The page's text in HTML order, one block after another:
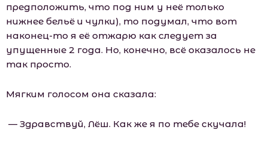
предположить, что под ним у неё только
нижнее бельё и чулки), то подумал, что вот
наконец-то я её отжарю как следует за
упущенные 2 года. Но, конечно, всё оказалось не
так просто.
Мягким голосом она сказала:
— Здравствуй, Лёш. Как же я по тебе скучала!